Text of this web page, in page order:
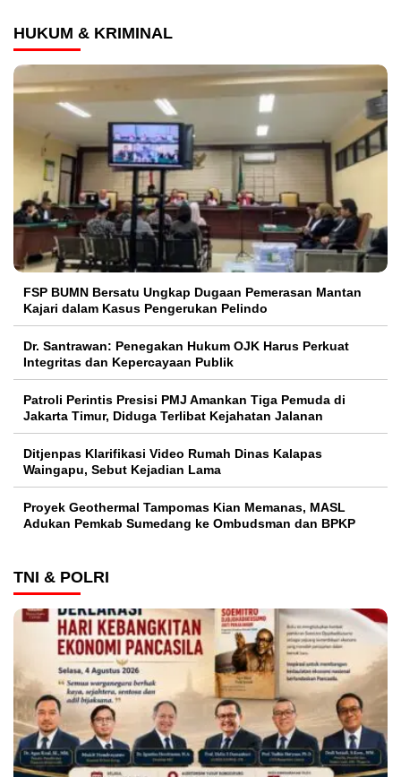
HUKUM & KRIMINAL
FSP BUMN Bersatu Ungkap Dugaan Pemerasan Mantan
Kajari dalam Kasus Pengerukan Pelindo
Dr. Santrawan: Penegakan Hukum OJK Harus Perkuat
Integritas dan Kepercayaan Publik
Patroli Perintis Presisi PMJ Amankan Tiga Pemuda di
Jakarta Timur, Diduga Terlibat Kejahatan Jalanan
Ditjenpas Klarifikasi Video Rumah Dinas Kalapas
Waingapu, Sebut Kejadian Lama
Proyek Geothermal Tampomas Kian Memanas, MASL
Adukan Pemkab Sumedang ke Ombudsman dan BPKP
TNI & POLRI